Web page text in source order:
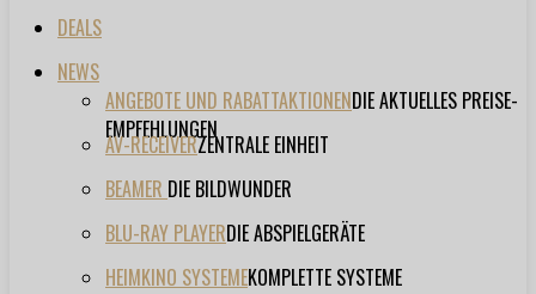
DEALS
NEWS
ANGEBOTE UND RABATTAKTIONENDIE AKTUELLES PREISE-
EMPFEHLUNGEN
AV-RECEIVERZENTRALE EINHEIT
BEAMER DIE BILDWUNDER
BLU-RAY PLAYERDIE ABSPIELGERÄTE
HEIMKINO SYSTEMEKOMPLETTE SYSTEME